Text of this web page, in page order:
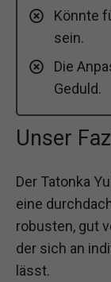
Könnte
sein.
Die
Geduld.
Unser
Der Tatonka
eine
robusten, gut
der sich an
lässt.